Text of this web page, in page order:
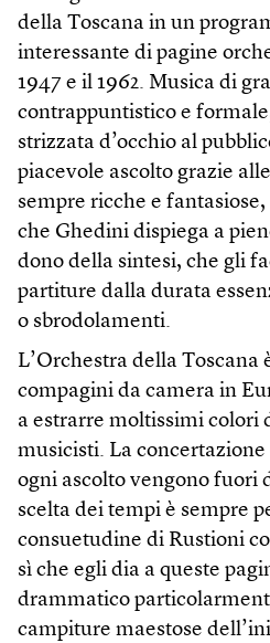
della Toscana in un
interessante di pagine
1947 e il 1962. Musica di
contrappuntistico e
strizzata d’occhio al
piacevole ascolto grazie
sempre ricche e
che Ghedini dispiega a
dono della sintesi, che gli
partiture dalla durata
o sbrodolamenti.
L’Orchestra della
compagini da camera in
a estrarre moltissimi colori
musicisti. La
ogni ascolto vengono fuori
scelta dei tempi è sempre
consuetudine di Rustioni
sì che egli dia a queste
drammatico
campiture maestose